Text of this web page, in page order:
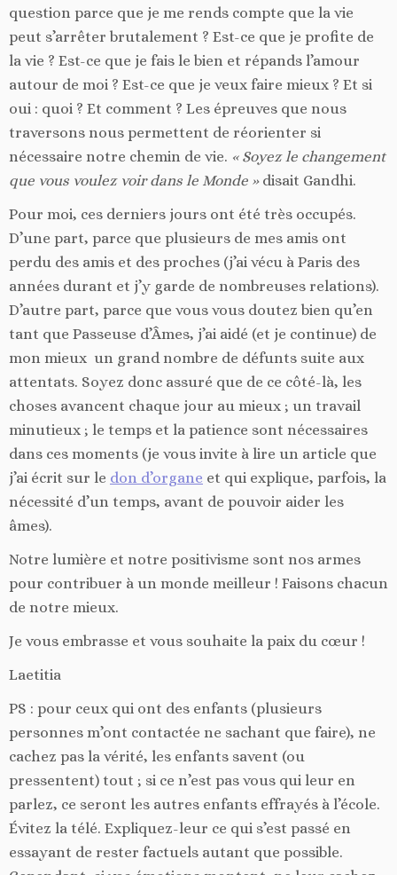
question parce que je me rends compte que la vie
peut s’arrêter brutalement ? Est-ce que je profite de
la vie ? Est-ce que je fais le bien et répands l’amour
autour de moi ? Est-ce que je veux faire mieux ? Et si
oui : quoi ? Et comment ? Les épreuves que nous
traversons nous permettent de réorienter si
nécessaire notre chemin de vie. « Soyez le changement
que vous voulez voir dans le Monde »disait Gandhi.
Pour moi, ces derniers jours ont été très occupés.
D’une part, parce que plusieurs de mes amis ont
perdu des amis et des proches (j’ai vécu à Paris des
années durant et j’y garde de nombreuses relations).
D’autre part, parce que vous vous doutez bien qu’en
tant que Passeuse d’Âmes, j’ai aidé (et je continue) de
mon mieux un grand nombre de défunts suite aux
attentats. Soyez donc assuré que de ce côté-là, les
choses avancent chaque jour au mieux ; un travail
minutieux ; le temps et la patience sont nécessaires
dans ces moments (je vous invite à lire un article que
j’ai écrit sur le don d’organe et qui explique, parfois, la
nécessité d’un temps, avant de pouvoir aider les
âmes).
Notre lumière et notre positivisme sont nos armes
pour contribuer à un monde meilleur ! Faisons chacun
de notre mieux.
Je vous embrasse et vous souhaite la paix du cœur !
Laetitia
PS : pour ceux qui ont des enfants (plusieurs
personnes m’ont contactée ne sachant que faire), ne
cachez pas la vérité, les enfants savent (ou
pressentent) tout ; si ce n’est pas vous qui leur en
parlez, ce seront les autres enfants effrayés à l’école.
Évitez la télé. Expliquez-leur ce qui s’est passé en
essayant de rester factuels autant que possible.